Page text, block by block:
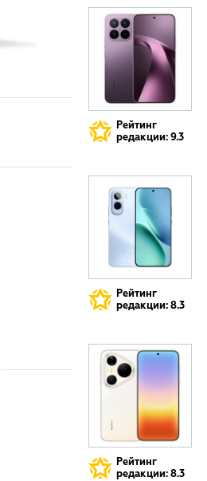
Рейтинг
редакции: 9.3
Рейтинг
редакции: 8.3
Рейтинг
редакции: 8.3